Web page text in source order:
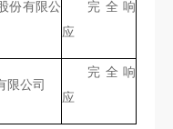
份有限公
完全响
应
限公司
完全响
应